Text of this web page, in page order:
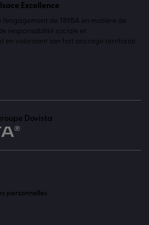
Excellence
l'engagement de TRYBA en matière de
responsabilité sociale et
en valorisant son fort ancrage territorial.
Dovista
personnelles